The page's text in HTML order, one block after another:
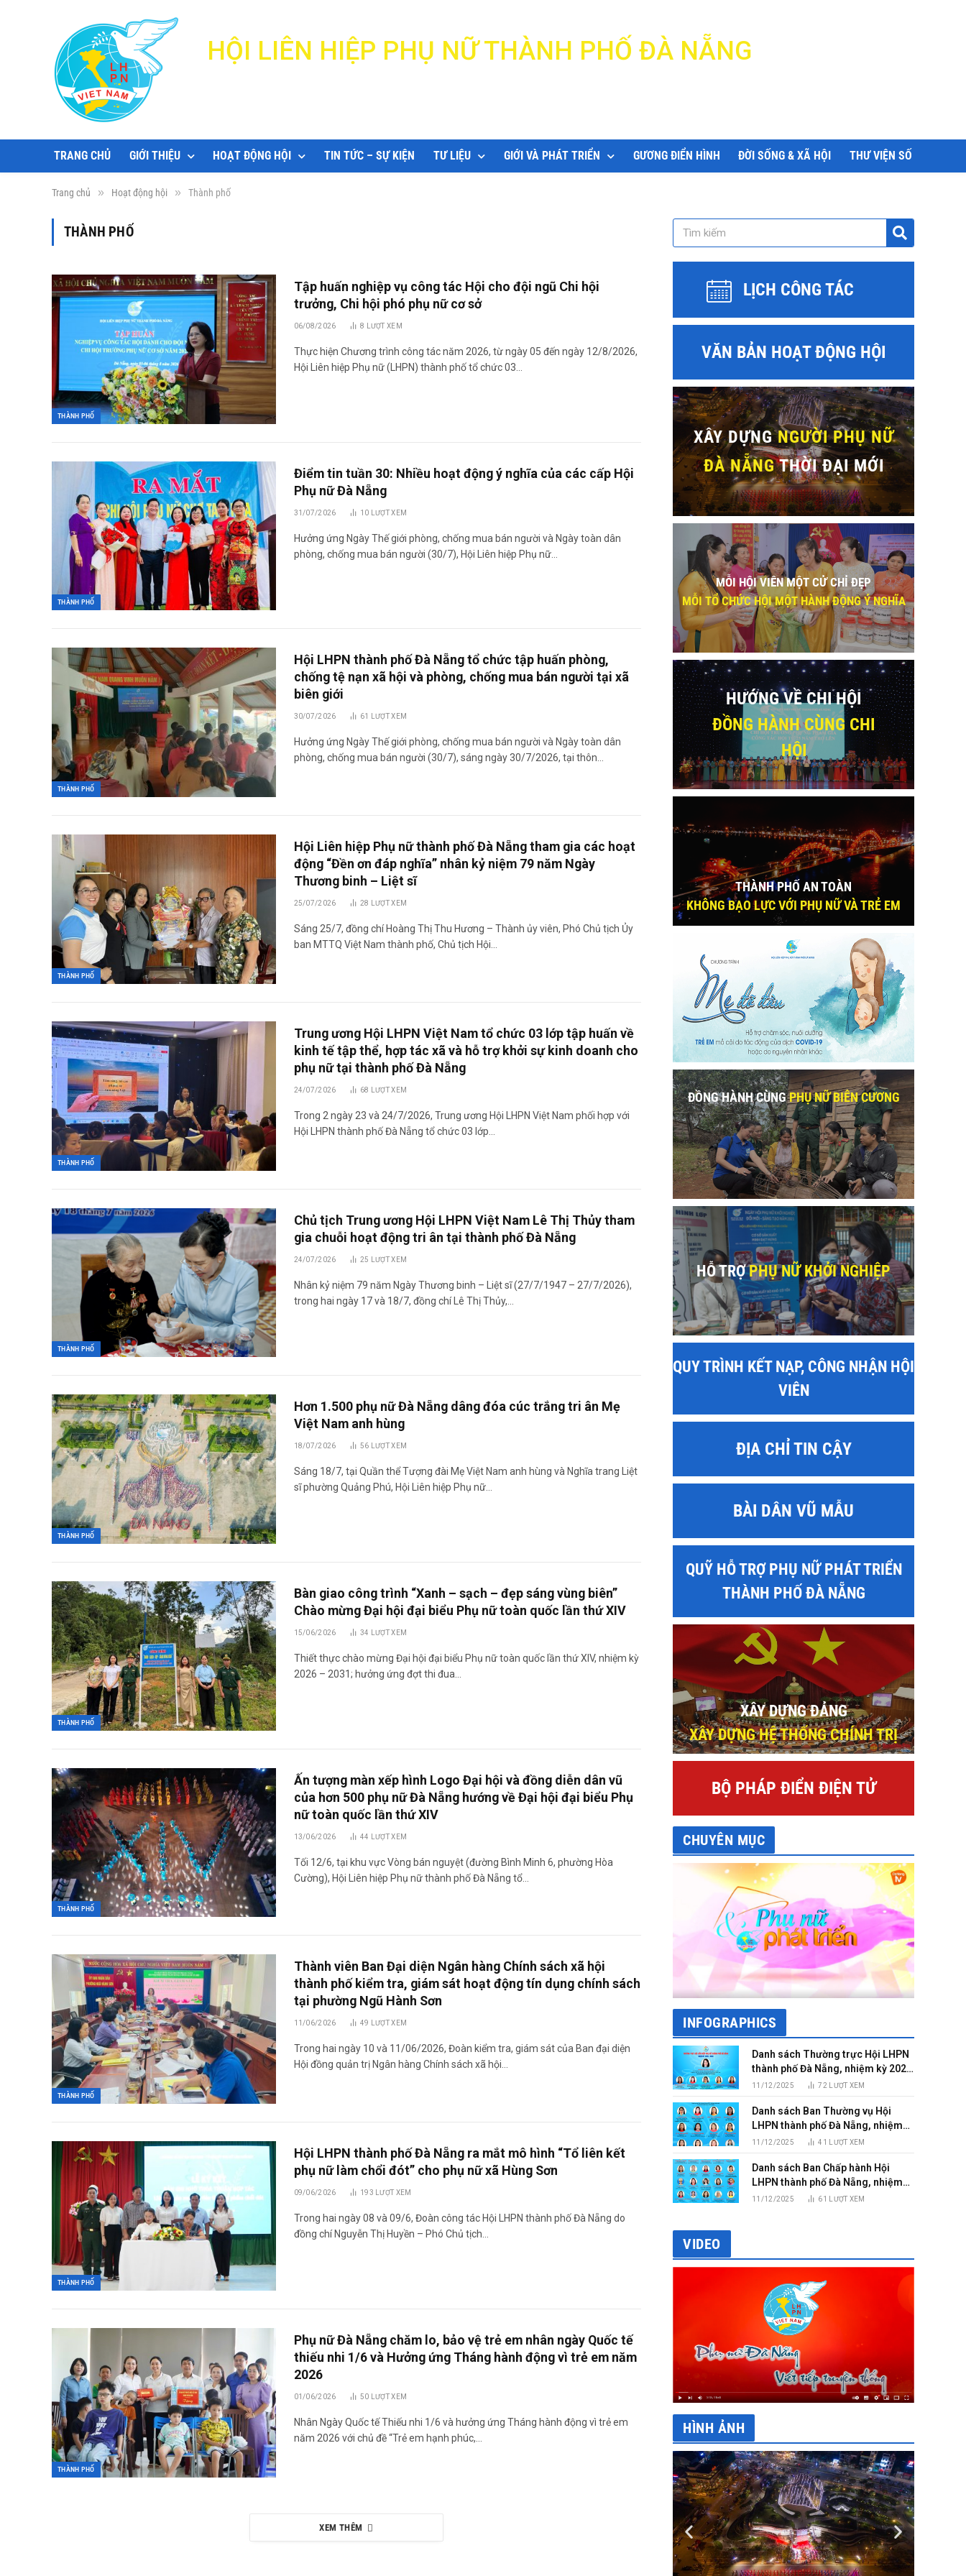
HỘI LIÊN HIỆP PHỤ NỮ THÀNH PHỐ ĐÀ NẴNG
TRANG CHỦ GIỚI THIỆU HOẠT ĐỘNG HỘI TIN TỨC – SỰ KIỆN TƯ LIỆU GIỚI VÀ PHÁT TRIỂN GƯƠNG ĐIỂN HÌNH ĐỜI SỐNG & XÃ HỘI THƯ VIỆN SỐ
Trang chủ » Hoạt động hội » Thành phố
THÀNH PHỐ
THÀNH PHỐ
Tập huấn nghiệp vụ công tác Hội cho đội ngũ Chi hội
trưởng, Chi hội phó phụ nữ cơ sở
06/08/2026 8 LƯỢT XEM
Thực hiện Chương trình công tác năm 2026, từ ngày 05 đến ngày 12/8/2026,
Hội Liên hiệp Phụ nữ (LHPN) thành phố tổ chức 03…
THÀNH PHỐ
Điểm tin tuần 30: Nhiều hoạt động ý nghĩa của các cấp Hội
Phụ nữ Đà Nẵng
31/07/2026 10 LƯỢT XEM
Hưởng ứng Ngày Thế giới phòng, chống mua bán người và Ngày toàn dân
phòng, chống mua bán người (30/7), Hội Liên hiệp Phụ nữ…
THÀNH PHỐ
Hội LHPN thành phố Đà Nẵng tổ chức tập huấn phòng,
chống tệ nạn xã hội và phòng, chống mua bán người tại xã
biên giới
30/07/2026 61 LƯỢT XEM
Hưởng ứng Ngày Thế giới phòng, chống mua bán người và Ngày toàn dân
phòng, chống mua bán người (30/7), sáng ngày 30/7/2026, tại thôn…
THÀNH PHỐ
Hội Liên hiệp Phụ nữ thành phố Đà Nẵng tham gia các hoạt
động “Đền ơn đáp nghĩa” nhân kỷ niệm 79 năm Ngày
Thương binh – Liệt sĩ
25/07/2026 28 LƯỢT XEM
Sáng 25/7, đồng chí Hoàng Thị Thu Hương – Thành ủy viên, Phó Chủ tịch Ủy
ban MTTQ Việt Nam thành phố, Chủ tịch Hội…
THÀNH PHỐ
Trung ương Hội LHPN Việt Nam tổ chức 03 lớp tập huấn về
kinh tế tập thể, hợp tác xã và hỗ trợ khởi sự kinh doanh cho
phụ nữ tại thành phố Đà Nẵng
24/07/2026 68 LƯỢT XEM
Trong 2 ngày 23 và 24/7/2026, Trung ương Hội LHPN Việt Nam phối hợp với
Hội LHPN thành phố Đà Nẵng tổ chức 03 lớp…
THÀNH PHỐ
Chủ tịch Trung ương Hội LHPN Việt Nam Lê Thị Thủy tham
gia chuỗi hoạt động tri ân tại thành phố Đà Nẵng
24/07/2026 25 LƯỢT XEM
Nhân kỷ niệm 79 năm Ngày Thương binh – Liệt sĩ (27/7/1947 – 27/7/2026),
trong hai ngày 17 và 18/7, đồng chí Lê Thị Thủy,…
THÀNH PHỐ
Hơn 1.500 phụ nữ Đà Nẵng dâng đóa cúc trắng tri ân Mẹ
Việt Nam anh hùng
18/07/2026 56 LƯỢT XEM
Sáng 18/7, tại Quần thể Tượng đài Mẹ Việt Nam anh hùng và Nghĩa trang Liệt
sĩ phường Quảng Phú, Hội Liên hiệp Phụ nữ…
THÀNH PHỐ
Bàn giao công trình “Xanh – sạch – đẹp sáng vùng biên”
Chào mừng Đại hội đại biểu Phụ nữ toàn quốc lần thứ XIV
15/06/2026 34 LƯỢT XEM
Thiết thực chào mừng Đại hội đại biểu Phụ nữ toàn quốc lần thứ XIV, nhiệm kỳ
2026 – 2031; hưởng ứng đợt thi đua…
THÀNH PHỐ
Ấn tượng màn xếp hình Logo Đại hội và đồng diễn dân vũ
của hơn 500 phụ nữ Đà Nẵng hướng về Đại hội đại biểu Phụ
nữ toàn quốc lần thứ XIV
13/06/2026 44 LƯỢT XEM
Tối 12/6, tại khu vực Vòng bán nguyệt (đường Bình Minh 6, phường Hòa
Cường), Hội Liên hiệp Phụ nữ thành phố Đà Nẵng tổ…
THÀNH PHỐ
Thành viên Ban Đại diện Ngân hàng Chính sách xã hội
thành phố kiểm tra, giám sát hoạt động tín dụng chính sách
tại phường Ngũ Hành Sơn
11/06/2026 49 LƯỢT XEM
Trong hai ngày 10 và 11/06/2026, Đoàn kiểm tra, giám sát của Ban đại diện
Hội đồng quản trị Ngân hàng Chính sách xã hội…
THÀNH PHỐ
Hội LHPN thành phố Đà Nẵng ra mắt mô hình “Tổ liên kết
phụ nữ làm chổi đót” cho phụ nữ xã Hùng Sơn
09/06/2026 193 LƯỢT XEM
Trong hai ngày 08 và 09/6, Đoàn công tác Hội LHPN thành phố Đà Nẵng do
đồng chí Nguyễn Thị Huyền – Phó Chủ tịch…
THÀNH PHỐ
Phụ nữ Đà Nẵng chăm lo, bảo vệ trẻ em nhân ngày Quốc tế
thiếu nhi 1/6 và Hưởng ứng Tháng hành động vì trẻ em năm
2026
01/06/2026 50 LƯỢT XEM
Nhân Ngày Quốc tế Thiếu nhi 1/6 và hưởng ứng Tháng hành động vì trẻ em
năm 2026 với chủ đề “Trẻ em hạnh phúc,…
XEM THÊM
LỊCH CÔNG TÁC
VĂN BẢN HOẠT ĐỘNG HỘI
XÂY DỰNGNGƯỜI PHỤ NỮ
ĐÀ NẴNGTHỜI ĐẠI MỚI
MỖI HỘI VIÊN MỘT CỬ CHỈ ĐẸP
MỖI TỔ CHỨC HỘI MỘT HÀNH ĐỘNG Ý NGHĨA
HƯỚNG VỀ CHI HỘI
ĐỒNG HÀNH CÙNG CHI
HỘI
THÀNH PHỐ AN TOÀN
KHÔNG BẠO LỰC VỚI PHỤ NỮ VÀ TRẺ EM
ĐỒNG HÀNH CÙNGPHỤ NỮ BIÊN CƯƠNG
HỖ TRỢPHỤ NỮ KHỞI NGHIỆP
QUY TRÌNH KẾT NẠP, CÔNG NHẬN HỘI
VIÊN
ĐỊA CHỈ TIN CẬY
BÀI DÂN VŨ MẪU
QUỸ HỖ TRỢ PHỤ NỮ PHÁT TRIỂN
THÀNH PHỐ ĐÀ NẴNG
XÂY DỰNG ĐẢNG
XÂY DỰNG HỆ THỐNG CHÍNH TRỊ
BỘ PHÁP ĐIỂN ĐIỆN TỬ
CHUYÊN MỤC
INFOGRAPHICS
Danh sách Thường trực Hội LHPN
thành phố Đà Nẵng, nhiệm kỳ 2025
– 2030
11/12/2025 72 LƯỢT XEM
Danh sách Ban Thường vụ Hội
LHPN thành phố Đà Nẵng, nhiệm
kỳ 2025 – 2030
11/12/2025 41 LƯỢT XEM
Danh sách Ban Chấp hành Hội
LHPN thành phố Đà Nẵng, nhiệm
kỳ 2025 – 2030
11/12/2025 61 LƯỢT XEM
VIDEO
HÌNH ẢNH